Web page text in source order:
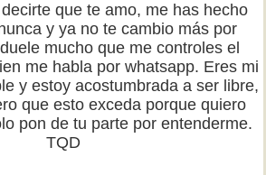
que te amo, me has hecho
y ya no te cambio más por
mucho que me controles el
me habla por whatsapp. Eres mi
y estoy acostumbrada a ser libre,
que esto exceda porque quiero
pon de tu parte por entenderme.
TQD